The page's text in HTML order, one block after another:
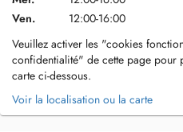
Ven.
12:00-16:00
Veuillez activer les "cookies
confidentialité" de cette page pour
carte ci-dessous.
Voir la localisation ou la carte